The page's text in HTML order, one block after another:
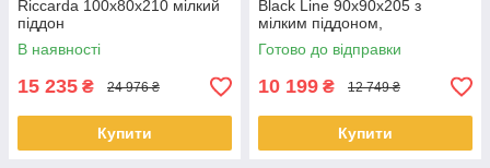
Riccarda 100x80x210 мілкий
піддон
В наявності
15 235 ₴ 24 976 ₴
Купити
Black Line 90x90x205 з
мілким піддоном,
хромований профіль,
прозоре скло з чорними
лініями
Готово до відправки
10 199 ₴ 12 749 ₴
Купити